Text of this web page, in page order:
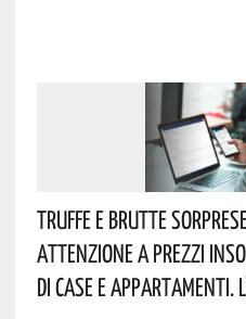
Truffe E Brutte
Attenzione A Prezzi
Di Case E Appartamenti.